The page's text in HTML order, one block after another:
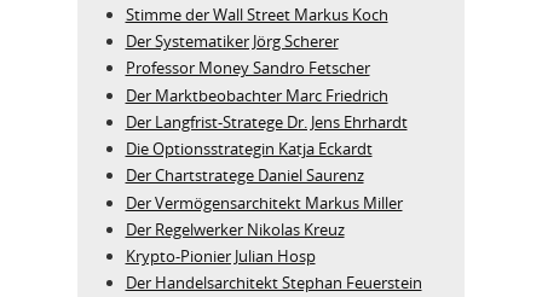
Stimme der Wall Street Markus Koch
Der Systematiker Jörg Scherer
Professor Money Sandro Fetscher
Der Marktbeobachter Marc Friedrich
Der Langfrist-Stratege Dr. Jens Ehrhardt
Die Optionsstrategin Katja Eckardt
Der Chartstratege Daniel Saurenz
Der Vermögensarchitekt Markus Miller
Der Regelwerker Nikolas Kreuz
Krypto-Pionier Julian Hosp
Der Handelsarchitekt Stephan Feuerstein